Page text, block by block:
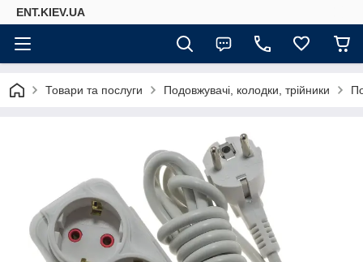
ENT.KIEV.UA
Товари та послуги Подовжувачі, колодки, трійники